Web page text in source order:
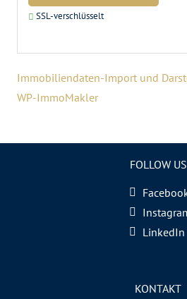
SSL-verschlüsselt
Immobiliendaten-Import und
WP-ImmoMakler
FOLLOW US
LinkedIn
KONTAKT